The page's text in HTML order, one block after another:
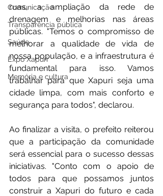
Comunicação
Transparência pública
Saúde
Expo Xapuri
Memória e cultura
ruas, a ampliação da rede de
drenagem e melhorias nas áreas
públicas. "Temos o compromisso de
melhorar a qualidade de vida de
nossa população, e a infraestrutura é
fundamental para isso. Vamos
trabalhar para que Xapuri seja uma
cidade limpa, com mais conforto e
segurança para todos", declarou.
Ao finalizar a visita, o prefeito reiterou
que a participação da comunidade
será essencial para o sucesso dessas
iniciativas. "Conto com o apoio de
todos para que possamos juntos
construir a Xapuri do futuro e cada